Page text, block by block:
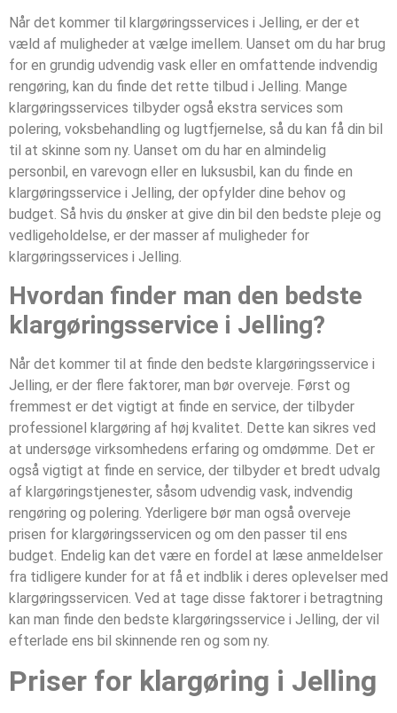
Når det kommer til klargøringsservices i Jelling‎, er der et
væld af muligheder at vælge imellem. Uanset om du har brug
for en grundig udvendig vask eller en omfattende indvendig
rengøring, kan du finde det rette tilbud i Jelling‎. Mange
klargøringsservices tilbyder også ekstra services som
polering, voksbehandling og lugtfjernelse, så du kan få din bil
til at skinne som ny. Uanset om du har en almindelig
personbil, en varevogn eller en luksusbil, kan du finde en
klargøringsservice i Jelling‎, der opfylder dine behov og
budget. Så hvis du ønsker at give din bil den bedste pleje og
vedligeholdelse, er der masser af muligheder for
klargøringsservices i Jelling‎.
Hvordan finder man den bedste
klargøringsservice i Jelling‎?
Når det kommer til at finde den bedste klargøringsservice i
Jelling‎, er der flere faktorer, man bør overveje. Først og
fremmest er det vigtigt at finde en service, der tilbyder
professionel klargøring af høj kvalitet. Dette kan sikres ved
at undersøge virksomhedens erfaring og omdømme. Det er
også vigtigt at finde en service, der tilbyder et bredt udvalg
af klargøringstjenester, såsom udvendig vask, indvendig
rengøring og polering. Yderligere bør man også overveje
prisen for klargøringsservicen og om den passer til ens
budget. Endelig kan det være en fordel at læse anmeldelser
fra tidligere kunder for at få et indblik i deres oplevelser med
klargøringsservicen. Ved at tage disse faktorer i betragtning
kan man finde den bedste klargøringsservice i Jelling‎, der vil
efterlade ens bil skinnende ren og som ny.
Priser for klargøring i Jelling‎